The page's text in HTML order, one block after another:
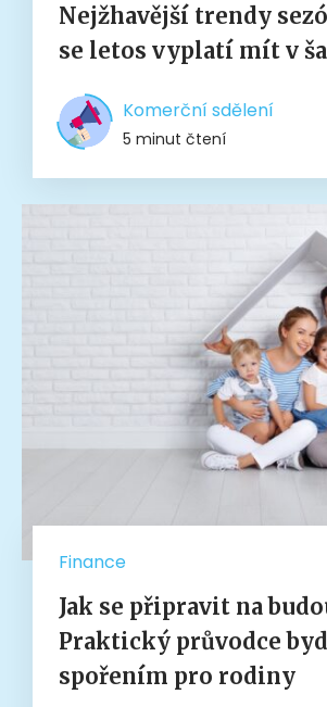
Nejžhavější trendy
se letos vyplatí mít v
Komerční sdělení
5 minut čtení
Finance
Jak se připravit na
Praktický průvodce
spořením pro rodiny